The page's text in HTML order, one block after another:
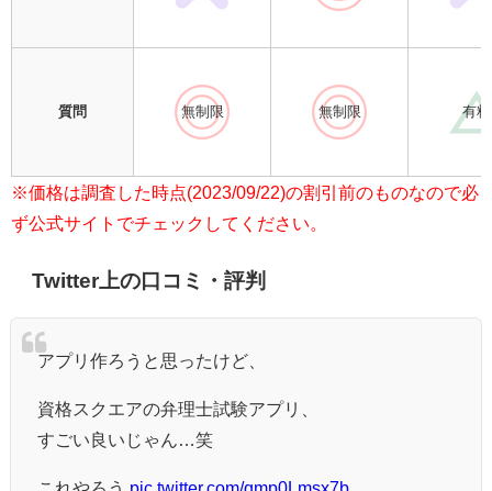
質問 無制限 無制限 有料
※価格は調査した時点(2023/09/22)の割引前のものなので必
ず公式サイトでチェックしてください。
Twitter上の口コミ・評判
アプリ作ろうと思ったけど、
資格スクエアの弁理士試験アプリ、
すごい良いじゃん…笑